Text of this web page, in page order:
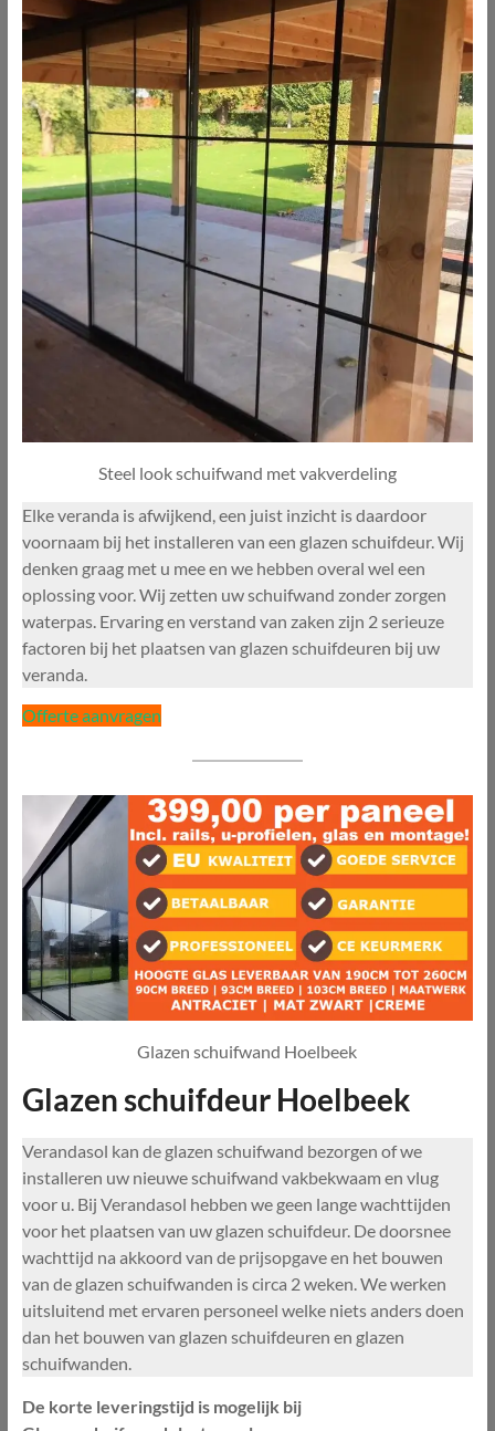
Steel look schuifwand met vakverdeling
Elke veranda is afwijkend, een juist inzicht is daardoor
voornaam bij het installeren van een glazen schuifdeur. Wij
denken graag met u mee en we hebben overal wel een
oplossing voor. Wij zetten uw schuifwand zonder zorgen
waterpas. Ervaring en verstand van zaken zijn 2 serieuze
factoren bij het plaatsen van glazen schuifdeuren bij uw
veranda.
Offerte aanvragen
Glazen schuifwand Hoelbeek
Glazen schuifdeur Hoelbeek
Verandasol kan de glazen schuifwand bezorgen of we
installeren uw nieuwe schuifwand vakbekwaam en vlug
voor u. Bij Verandasol hebben we geen lange wachttijden
voor het plaatsen van uw glazen schuifdeur. De doorsnee
wachttijd na akkoord van de prijsopgave en het bouwen
van de glazen schuifwanden is circa 2 weken. We werken
uitsluitend met ervaren personeel welke niets anders doen
dan het bouwen van glazen schuifdeuren en glazen
schuifwanden.
De korte leveringstijd is mogelijk bij